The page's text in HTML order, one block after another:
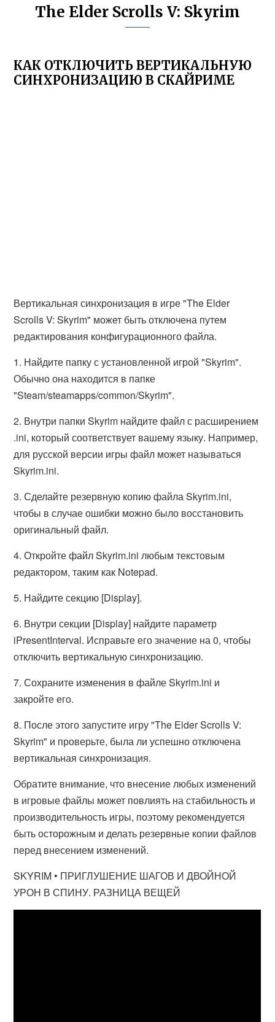
The Elder Scrolls V: Skyrim
КАК ОТКЛЮЧИТЬ ВЕРТИКАЛЬНУЮ
СИНХРОНИЗАЦИЮ В СКАЙРИМЕ
Вертикальная синхронизация в игре "The Elder
Scrolls V: Skyrim" может быть отключена путем
редактирования конфигурационного файла.
1. Найдите папку с установленной игрой "Skyrim".
Обычно она находится в папке
"Steam/steamapps/common/Skyrim".
2. Внутри папки Skyrim найдите файл с расширением
.ini, который соответствует вашему языку. Например,
для русской версии игры файл может называться
Skyrim.ini.
3. Сделайте резервную копию файла Skyrim.ini,
чтобы в случае ошибки можно было восстановить
оригинальный файл.
4. Откройте файл Skyrim.ini любым текстовым
редактором, таким как Notepad.
5. Найдите секцию [Display].
6. Внутри секции [Display] найдите параметр
iPresentInterval. Исправьте его значение на 0, чтобы
отключить вертикальную синхронизацию.
7. Сохраните изменения в файле Skyrim.ini и
закройте его.
8. После этого запустите игру "The Elder Scrolls V:
Skyrim" и проверьте, была ли успешно отключена
вертикальная синхронизация.
Обратите внимание, что внесение любых изменений
в игровые файлы может повлиять на стабильность и
производительность игры, поэтому рекомендуется
быть осторожным и делать резервные копии файлов
перед внесением изменений.
SKYRIM • ПРИГЛУШЕНИЕ ШАГОВ И ДВОЙНОЙ
УРОН В СПИНУ. РАЗНИЦА ВЕЩЕЙ